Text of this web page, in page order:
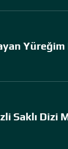
Saklı Dizi